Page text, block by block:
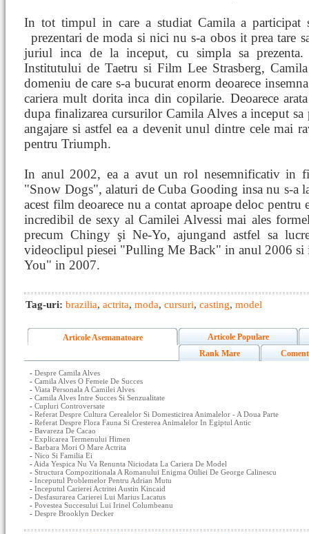
In tot timpul in care a studiat Camila a participat
prezentari de moda si nici nu s-a obos it prea tare
juriul inca de la inceput, cu simpla sa
Institutului de Taetru si Film Lee Strasberg,
domeniu de care s-a bucurat enorm deoarece
cariera mult dorita inca din copilarie. Deoarece
dupa finalizarea cursurilor Camila Alves a inceput sa
angajare si astfel ea a devenit unul dintre cele mai
pentru Triumph.
In anul 2002, ea a avut un rol nesemnificativ in
"Snow Dogs", alaturi de Cuba Gooding insa nu s-a
acest film deoarece nu a contat aproape deloc pentru
incredibil de sexy al Camilei Alvessi mai ales
precum Chingy şi Ne-Yo, ajungand astfel sa
videoclipul piesei "Pulling Me Back" in anul 2006 si
You" in 2007.
Tag-uri: brazilia, actrita, moda, cursuri, casting, model
Articole Asemanatoare
Articole Populare
Rank Mare
- Despre Camila Alves
- Camila Alves O Femeie De Succes
- Viata Personala A Camilei Alves
- Camila Alves Intre Succes Si Senzualitate
- Cupluri Controversate
- Referat Despre Cultura Cerealelor Si Domesticirea Animalelor - A Doua Parte
- Referat Despre Flora Fauna Si Cresterea Animalelor In Egiptul Antic
- Bavareza De Cacao
- Explicarea Termenului Himen
- Barbara Mori O Mare Actrita
- Nico Si Familia Ei
- Aida Yespica Nu Va Renunta Niciodata La Cariera De Model
- Structura Compozitionala A Romanului Enigma Otiliei De George Calinescu
- Inceputul Problemelor Pentru Adrian Mutu
- Inceputul Carierei Actritei Austin Kincaid
- Desfasurarea Carierei Lui Marius Lacatus
- Povestea Succesului Lui Irinel Columbeanu
- Despre Brooklyn Decker